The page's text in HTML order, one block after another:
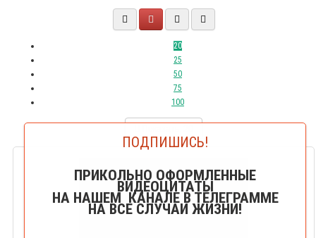
20
25
50
75
100
ПОДПИШИСЬ!
ПРИКОЛЬНО ОФОРМЛЕННЫЕ
ВИДЕОЦИТАТЫ
НА НАШЕМ КАНАЛЕ В ТЕЛЕГРАММЕ
НА ВСЕ СЛУЧАИ ЖИЗНИ!